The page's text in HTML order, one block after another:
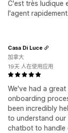
C'est très ludique
l'agent rapidement.
We've had a
onboarding
been incredibly
to understand our
chatbot to handle
Casa Di Luce
加拿大
19天 人在使用应用